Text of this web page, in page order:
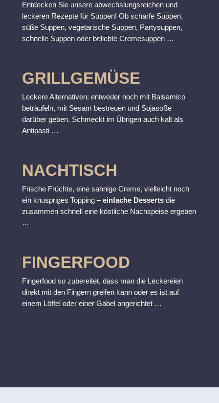
Entdecken Sie unsere abwechslungsreichen und
leckeren Rezepte für Suppen! Ob scharfe Suppen,
süße Suppen, vegetarische Suppen, Partysuppen,
schnelle Suppen oder beliebteCremesuppen …
GRILLGEMÜSE
Leckere Alternativen: entweder noch mit Balsamico
beträufeln, mit Sesam bestreuen und Sojasoße
darüber geben. Schmeckt im Übrigen auch kalt als
Antipasti …
NACHTISCH
Frische Früchte, eine sahnige Creme, vielleicht noch
ein knuspriges Topping –einfache Dessertsdie
zusammen schnell eine köstliche Nachspeise ergeben
…
FINGERFOOD
Fingerfood so zubereitet, dass man die Leckereien
direkt mit den Fingern greifen kann oder es ist auf
einem Löffel oder einer Gabel angerichtet …